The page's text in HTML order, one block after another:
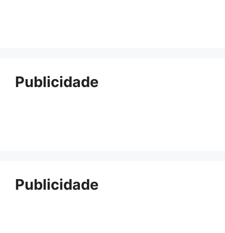
Publicidade
Publicidade